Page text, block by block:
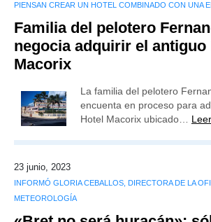
PIENSAN CREAR UN HOTEL COMBINADO CON UNA
Familia del pelotero
negocia adquirir el antiguo
Macorix
La familia del pelotero
encuenta en proceso para
Hotel Macorix ubicado…
23 junio, 2023
INFORMÓ GLORIA CEBALLOS, DIRECTORA DE LA
METEOROLOGÍA